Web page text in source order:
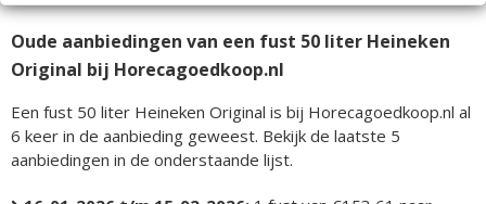
Oude aanbiedingen van een fust 50 liter Heineken
Original bij Horecagoedkoop.nl
Een fust 50 liter Heineken Original is bij Horecagoedkoop.nl al
6 keer in de aanbieding geweest. Bekijk de laatste 5
aanbiedingen in de onderstaande lijst.